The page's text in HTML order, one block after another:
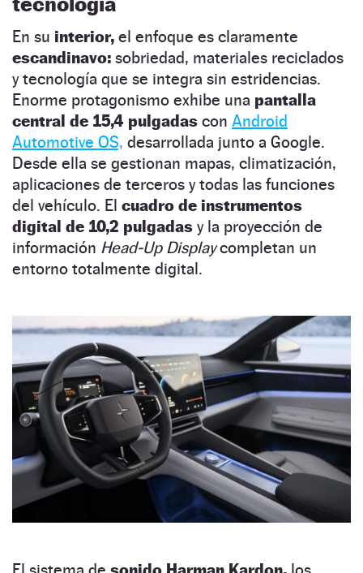
En su interior, el enfoque es claramente
escandinavo: sobriedad, materiales reciclados
y tecnología que se integra sin estridencias.
Enorme protagonismo exhibe una pantalla
central de 15,4 pulgadas con Android
Automotive OS, desarrollada junto a Google.
Desde ella se gestionan mapas, climatización,
aplicaciones de terceros y todas las funciones
del vehículo. El cuadro de instrumentos
digital de 10,2 pulgadas y la proyección de
información Head-Up Displaycompletan un
entorno totalmente digital.